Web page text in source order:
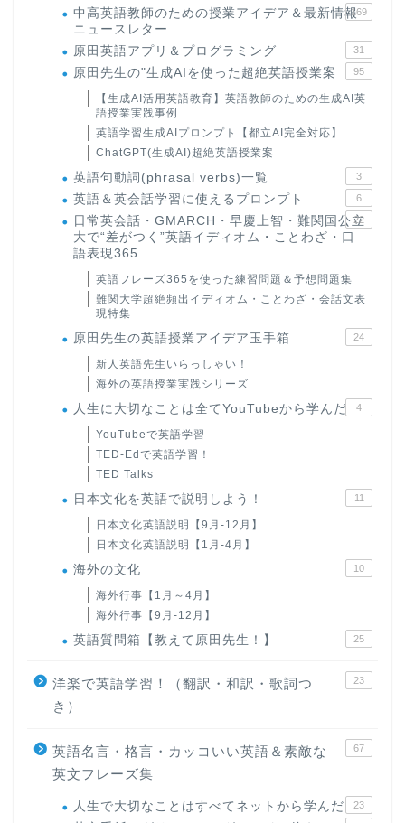
中高英語教師のための授業アイデア＆最新情報
ニュースレター
169
原田英語アプリ＆プログラミング 31
原田先生の"生成AIを使った超絶英語授業案 95
【生成AI活用英語教育】英語教師のための生成AI英
語授業実践事例
英語学習生成AIプロンプト【都立AI完全対応】
ChatGPT(生成AI)超絶英語授業案
英語句動詞(phrasal verbs)一覧 3
英語＆英会話学習に使えるプロンプト 6
日常英会話・GMARCH・早慶上智・難関国公立
大で“差がつく”英語イディオム・ことわざ・口
語表現365
22
英語フレーズ365を使った練習問題＆予想問題集
難関大学超絶頻出イディオム・ことわざ・会話文表
現特集
原田先生の英語授業アイデア玉手箱 24
新人英語先生いらっしゃい！
海外の英語授業実践シリーズ
人生に大切なことは全てYouTubeから学んだ 4
YouTubeで英語学習
TED-Edで英語学習！
TED Talks
日本文化を英語で説明しよう！ 11
日本文化英語説明【9月-12月】
日本文化英語説明【1月-4月】
海外の文化 10
海外行事【1月～4月】
海外行事【9月-12月】
英語質問箱【教えて原田先生！】 25
洋楽で英語学習！（翻訳・和訳・歌詞つ
き）
23
英語名言・格言・カッコいい英語＆素敵な
英文フレーズ集
67
人生で大切なことはすべてネットから学んだ 23